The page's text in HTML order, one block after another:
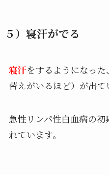
５）寝汗がでる
寝汗をするようになっ
替えがいるほど）が出て
急性リンパ性白血病の
れています。